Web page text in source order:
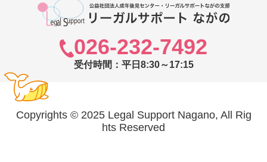
026-232-7492
受付時間：平日8:30～17:15
Copyrights © 2025 Legal Support Nagano, All Rig
hts Reserved